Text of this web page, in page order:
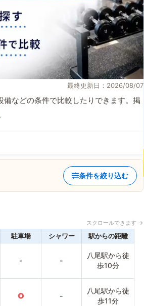
最終更新日：2026/08/07
などの条件で比較したりできます。掲
条件を絞り込む
スクロールできます →
駐車場 シャワー 駅からの距離
- -
八尾駅から徒
歩10分
○ -
八尾駅から徒
歩11分